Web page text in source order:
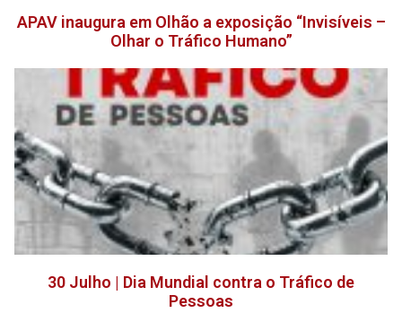
APAV inaugura em Olhão a exposição “Invisíveis –
Olhar o Tráfico Humano”
30 Julho | Dia Mundial contra o Tráfico de
Pessoas